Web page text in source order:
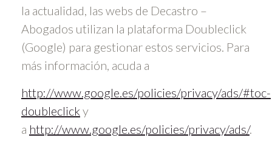
la actualidad, las webs de Decastro –
Abogados utilizan la plataforma Doubleclick
(Google) para gestionar estos servicios. Para
más información, acuda a
http://www.google.es/policies/privacy/ads/#toc-
doubleclick y
a http://www.google.es/policies/privacy/ads/.